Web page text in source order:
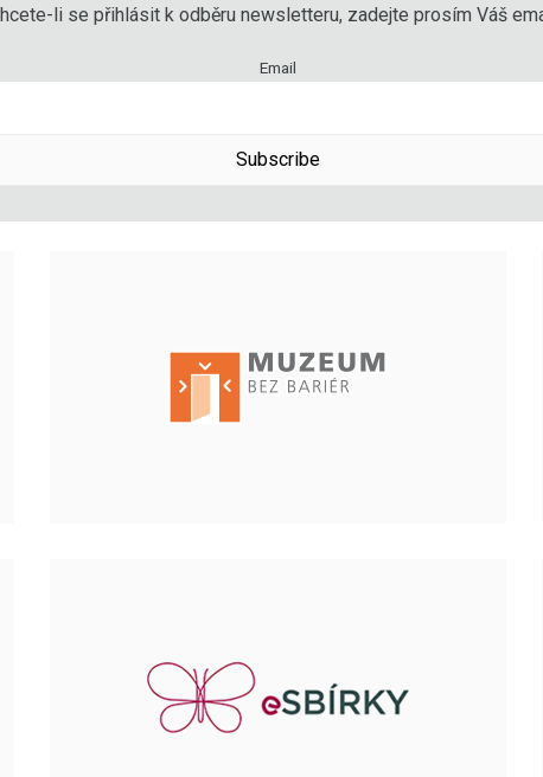
li se přihlásit k odběru newsletteru, zadejte prosím Váš
Email
Subscribe